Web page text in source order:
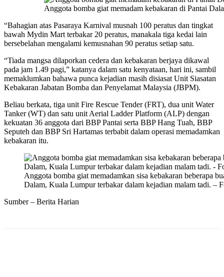
Anggota bomba giat memadam kebakaran di Pantai
“Bahagian atas Pasaraya Karnival musnah 100 peratus dan tingkat
bawah Mydin Mart terbakar 20 peratus, manakala tiga kedai lain
bersebelahan mengalami kemusnahan 90 peratus setiap satu.
“Tiada mangsa dilaporkan cedera dan kebakaran berjaya dikawal
pada jam 1.49 pagi,” katanya dalam satu kenyataan, hari ini, sambil
memaklumkan bahawa punca kejadian masih disiasat Unit Siasatan
Kebakaran Jabatan Bomba dan Penyelamat Malaysia (JBPM).
Beliau berkata, tiga unit Fire Rescue Tender (FRT), dua unit Water
Tanker (WT) dan satu unit Aerial Ladder Platform (ALP) dengan
kekuatan 36 anggota dari BBP Pantai serta BBP Hang Tuah, BBP
Seputeh dan BBP Sri Hartamas terbabit dalam operasi memadamkan
kebakaran itu.
Anggota bomba giat memadamkan sisa kebakaran beberapa
Dalam, Kuala Lumpur terbakar dalam kejadian malam tadi.
Sumber – Berita Harian